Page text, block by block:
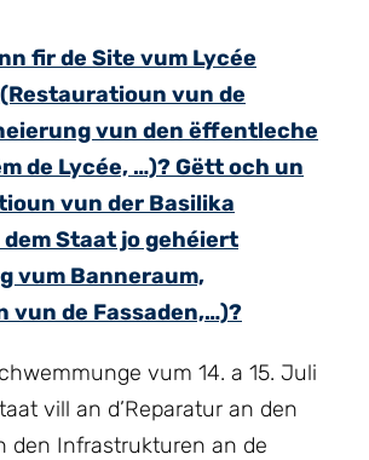
fir de Site vum Lycée
vun de
vun den ëffentleche
de Lycée, …)? Gëtt och un
vun der Basilika
Staat jo gehéiert
vum Banneraum,
vun de Fassaden,…)?
vum 14. a 15. Juli
vill an d’Reparatur an den
den Infrastrukturen an de